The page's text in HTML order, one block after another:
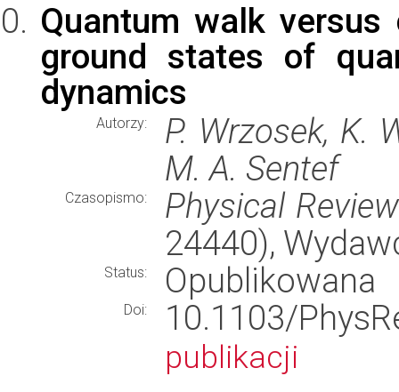
Quantum walk
ground states of
dynamics
Autorzy:
P. Wrzosek, K.
M. A. Sentef
Czasopismo:
Physical
24440),
Status: Opublikowana
Doi: 10.1103/
publikacji